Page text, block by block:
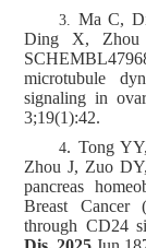
3. Ma C,
Ding X,
microtubule
signaling in
3;19(1):42.
4. Tong
Zhou J, Zuo
pancreas
Breast Cancer
through CD24